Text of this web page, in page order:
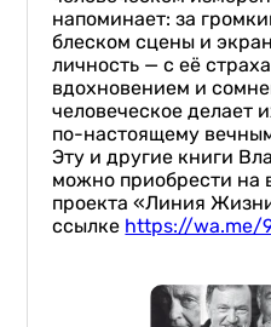
напоминает: за
блеском сцены и
личность — с её
вдохновением и
человеческое делает
по-настоящему
Эту и другие книги
можно приобрести на
проекта «Линия
ссылке https://wa.me/